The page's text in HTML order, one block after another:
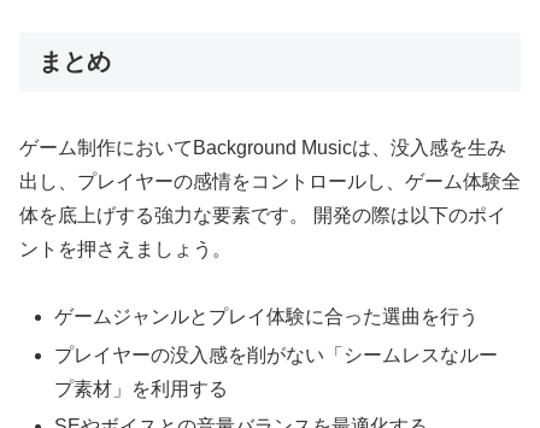
まとめ
ゲーム制作においてBackground Musicは、没入感を生み
出し、プレイヤーの感情をコントロールし、ゲーム体験全
体を底上げする強力な要素です。 開発の際は以下のポイ
ントを押さえましょう。
ゲームジャンルとプレイ体験に合った選曲を行う
プレイヤーの没入感を削がない「シームレスなルー
プ素材」を利用する